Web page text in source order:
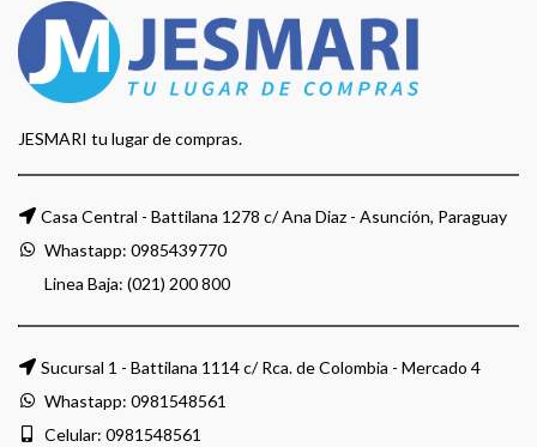
JESMARI tu lugar de compras.
Casa Central - Battilana 1278 c/ Ana Diaz - Asunción, Paraguay
Whastapp: 0985439770
Linea Baja: (021) 200 800
Sucursal 1 - Battilana 1114 c/ Rca. de Colombia - Mercado 4
Whastapp: 0981548561
Celular: 0981548561